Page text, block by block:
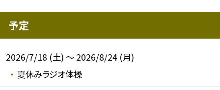
予定
2026/7/18 (土) ～ 2026/8/24 (月)
夏休みラジオ体操